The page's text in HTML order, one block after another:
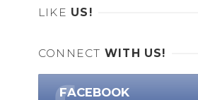
LIKE US!
CONNECT WITH US!
FACEBOOK